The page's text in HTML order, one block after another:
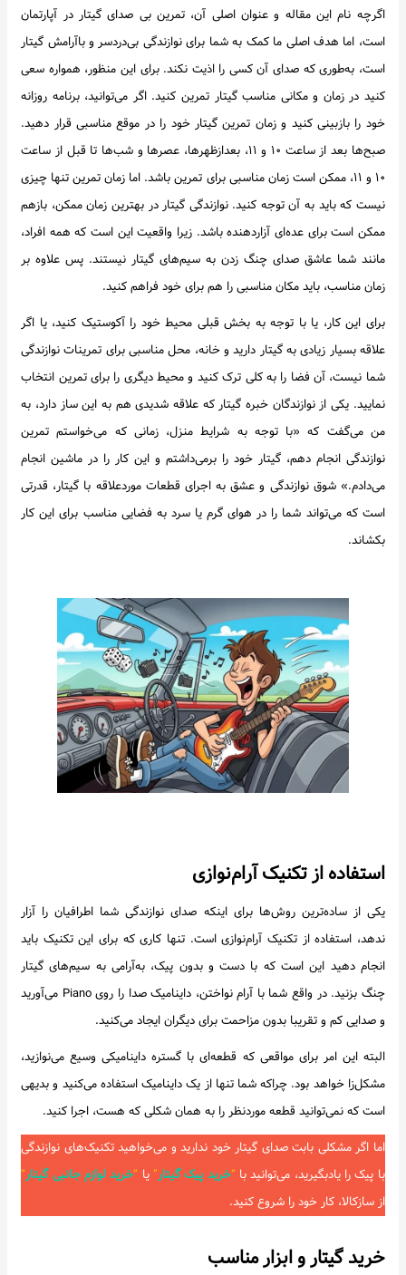
اگرچه نام این مقاله و عنوان اصلی آن، تمرین بی صدای گیتار در آپارتمان
است، اما هدف اصلی ما کمک به شما برای نوازندگی بی‌دردسر و باآرامش گیتار
است، به‌طوری که صدای آن کسی را اذیت نکند. برای این منظور، همواره سعی
کنید در زمان و مکانی مناسب گیتار تمرین کنید. اگر می‌توانید، برنامه روزانه
خود را بازبینی کنید و زمان تمرین گیتار خود را در موقع مناسبی قرار دهید.
صبح‌ها بعد از ساعت ۱۰ و ۱۱، بعدازظهرها، عصرها و شب‌ها تا قبل از ساعت
۱۰ و ۱۱، ممکن است زمان‌ مناسبی برای تمرین باشد. اما زمان تمرین تنها چیزی
نیست که باید به آن توجه کنید. نوازندگی گیتار در بهترین زمان ممکن، بازهم
ممکن است برای عده‌ای آزاردهنده باشد. زیرا واقعیت این است که همه افراد،
مانند شما عاشق صدای چنگ زدن به سیم‌های گیتار نیستند. پس علاوه بر
زمان مناسب، باید مکان مناسبی را هم برای خود فراهم کنید.
برای این کار، یا با توجه به بخش قبلی محیط خود را آکوستیک کنید، یا اگر
علاقه بسیار زیادی به گیتار دارید و خانه، محل مناسبی برای تمرینات نوازندگی
شما نیست، آن فضا را به کلی ترک کنید و محیط دیگری را برای تمرین انتخاب
نمایید. یکی از نوازندگان خبره گیتار که علاقه شدیدی هم به این ساز دارد، به
من می‌گفت که «با توجه به شرایط منزل، زمانی که می‌خواستم تمرین
نوازندگی انجام دهم، گیتار خود را برمی‌داشتم و این کار را در ماشین انجام
می‌دادم.» شوق نوازندگی و عشق به اجرای قطعات موردعلاقه با گیتار، قدرتی
است که می‌تواند شما را در هوای گرم یا سرد به فضایی مناسب برای این کار
بکشاند.
استفاده از تکنیک آرام‌نوازی
یکی از ساده‌ترین روش‌ها برای اینکه صدای نوازندگی شما اطرافیان را آزار
ندهد، استفاده از تکنیک آرام‌نوازی است. تنها کاری که برای این تکنیک باید
انجام دهید این است که با دست و بدون پیک، به‌آرامی به سیم‌های گیتار
چنگ بزنید. در واقع شما با آرام نواختن، داینامیک صدا را روی Piano می‌آورید
و صدایی کم و تقریبا بدون مزاحمت برای دیگران ایجاد می‌کنید.
البته این امر برای مواقعی که قطعه‌ای با گستره داینامیکی وسیع می‌نوازید،
مشکل‌زا خواهد بود. چراکه شما تنها از یک داینامیک استفاده می‌کنید و بدیهی
است که نمی‌توانید قطعه موردنظر را به همان شکلی که هست، اجرا کنید.
اما اگر مشکلی بابت صدای گیتار خود ندارید و می‌خواهید تکنیک‌های نوازندگی
با پیک را یادبگیرید، می‌توانید با “خرید پیک گیتار”یا “خرید لوازم جانبی گیتار“
از سازکالا، کار خود را شروع کنید.
خرید گیتار و ابزار مناسب